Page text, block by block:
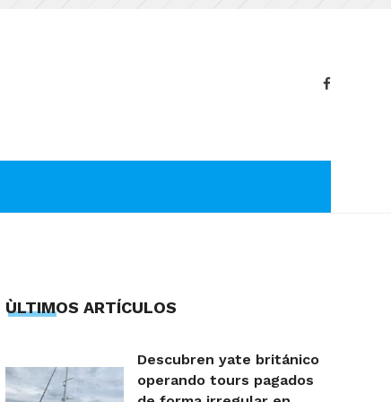
ÙLTIMOS ARTÍCULOS
Descubren yate británico
operando tours pagados